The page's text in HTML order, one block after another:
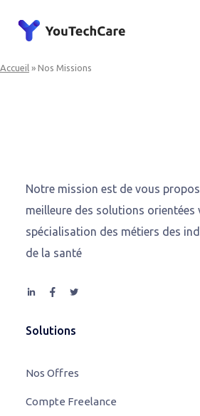
content
Home
Accueil » Nos Missions
Notre mission est de vous
meilleure des solutions orientées
spécialisation des métiers des
de la santé
Solutions
Nos Offres
Compte Freelance